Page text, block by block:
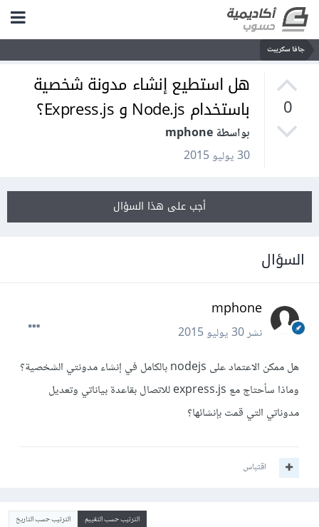
جافا سكريبت
0
هل استطيع إنشاء مدونة شخصية
باستخدام Node.js و Express.js؟
بواسطة mphone
30 يوليو 2015
أجب على هذا السؤال
السؤال
mphone
نشر30 يوليو 2015
هل ممكن الاعتماد على nodejs بالكامل في إنشاء مدونتي الشخصية؟
وماذا سأحتاج مع express.js للاتصال بقاعدة بياناتي وتعديل
مدوناتي التي قمت بإنشائها؟
اقتباس
الترتيب حسب التقييم الترتيب حسب التاريخ